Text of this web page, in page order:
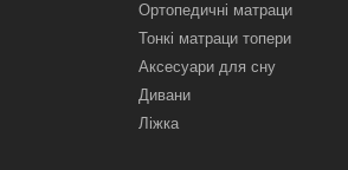
Ортопедичні матраци
Тонкі матраци топери
Аксесуари для сну
Дивани
Ліжка